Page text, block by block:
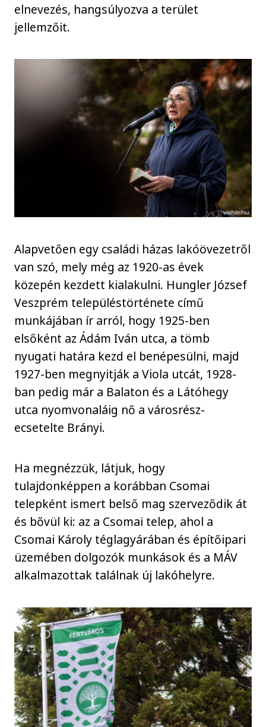
elnevezés, hangsúlyozva a terület
jellemzőit.
Alapvetően egy családi házas lakóövezetről
van szó, mely még az 1920-as évek
közepén kezdett kialakulni. Hungler József
Veszprém településtörténete című
munkájában ír arról, hogy 1925-ben
elsőként az Ádám Iván utca, a tömb
nyugati határa kezd el benépesülni, majd
1927-ben megnyitják a Viola utcát, 1928-
ban pedig már a Balaton és a Látóhegy
utca nyomvonaláig nő a városrész-
ecsetelte Brányi.
Ha megnézzük, látjuk, hogy
tulajdonképpen a korábban Csomai
telepként ismert belső mag szerveződik át
és bővül ki: az a Csomai telep, ahol a
Csomai Károly téglagyárában és építőipari
üzemében dolgozók munkások és a MÁV
alkalmazottak találnak új lakóhelyre.